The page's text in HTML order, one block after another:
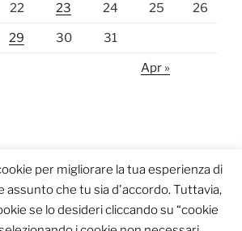
22 23 24 25 26
29 30 31
Apr »
per migliorare la tua esperienza di
assunto che tu sia d'accordo. Tuttavia,
se lo desideri cliccando su “cookie